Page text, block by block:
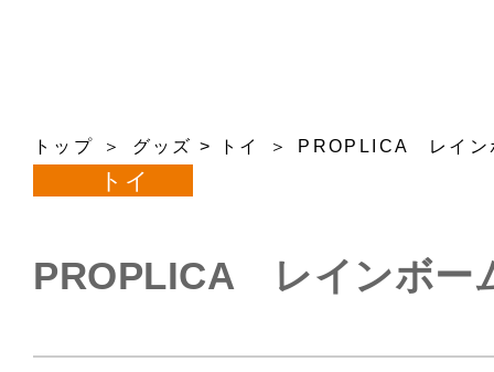
トップ グッズ > トイ PROPLICA レイン
トイ
PROPLICA レインボー